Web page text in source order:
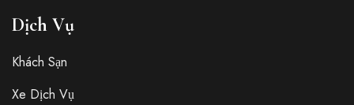
Dịch Vụ
Khách Sạn
Xe Dịch Vụ